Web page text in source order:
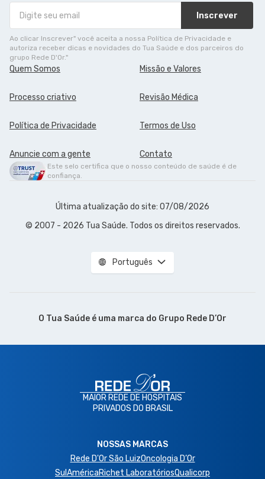
Inscrever
Ao clicar Inscrever" você aceita a nossa Política de Privacidade e
autoriza receber dicas e novidades do Tua Saúde e dos parceiros do
grupo Rede D'Or."
Quem Somos Missão e Valores
Processo criativo Revisão Médica
Política de Privacidade Termos de Uso
Anuncie com a gente Contato
Este selo certifica que o nosso conteúdo de saúde é de
confiança.
Última atualização do site: 07/08/2026
© 2007 - 2026 Tua Saúde. Todos os direitos reservados.
Português
O Tua Saúde é uma marca do Grupo Rede D’Or
MAIOR REDE DE HOSPITAIS
PRIVADOS DO BRASIL
NOSSAS MARCAS
Rede D'Or São LuizOncologia D’Or
SulAméricaRichet LaboratóriosQualicorp